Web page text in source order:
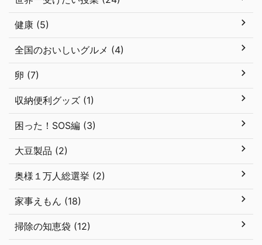
健康 (5)
全国のおいしいグルメ (4)
卵 (7)
収納便利グッズ (1)
困った！SOS編 (3)
大豆製品 (2)
奥様１万人総選挙 (2)
家事えもん (18)
掃除の知恵袋 (12)